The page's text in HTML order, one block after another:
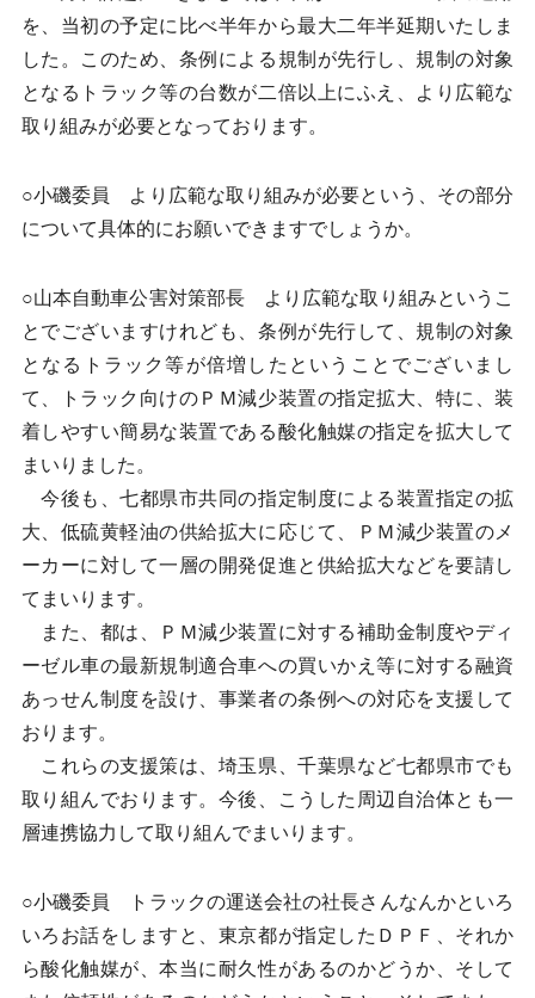
を、当初の予定に比べ半年から最大二年半延期いたしま
した。このため、条例による規制が先行し、規制の対象
となるトラック等の台数が二倍以上にふえ、より広範な
取り組みが必要となっております。
○小磯委員 より広範な取り組みが必要という、その部分
について具体的にお願いできますでしょうか。
○山本自動車公害対策部長 より広範な取り組みというこ
とでございますけれども、条例が先行して、規制の対象
となるトラック等が倍増したということでございまし
て、トラック向けのＰＭ減少装置の指定拡大、特に、装
着しやすい簡易な装置である酸化触媒の指定を拡大して
まいりました。
今後も、七都県市共同の指定制度による装置指定の拡
大、低硫黄軽油の供給拡大に応じて、ＰＭ減少装置のメ
ーカーに対して一層の開発促進と供給拡大などを要請し
てまいります。
また、都は、ＰＭ減少装置に対する補助金制度やディ
ーゼル車の最新規制適合車への買いかえ等に対する融資
あっせん制度を設け、事業者の条例への対応を支援して
おります。
これらの支援策は、埼玉県、千葉県など七都県市でも
取り組んでおります。今後、こうした周辺自治体とも一
層連携協力して取り組んでまいります。
○小磯委員 トラックの運送会社の社長さんなんかといろ
いろお話をしますと、東京都が指定したＤＰＦ、それか
ら酸化触媒が、本当に耐久性があるのかどうか、そして